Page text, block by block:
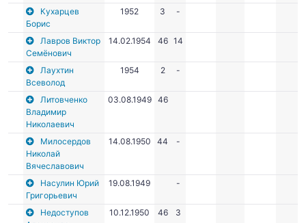
Кухарцев
Борис
1952 3 -
Лавров Виктор
Семёнович
14.02.1954 46 14
Лаухтин
Всеволод
1954 2 -
Литовченко
Владимир
Николаевич
03.08.1949 46
Милосердов
Николай
Вячеславович
14.08.1950 44 -
Насулин Юрий
Григорьевич
19.08.1949 -
Недоступов
10.12.1950 46 3